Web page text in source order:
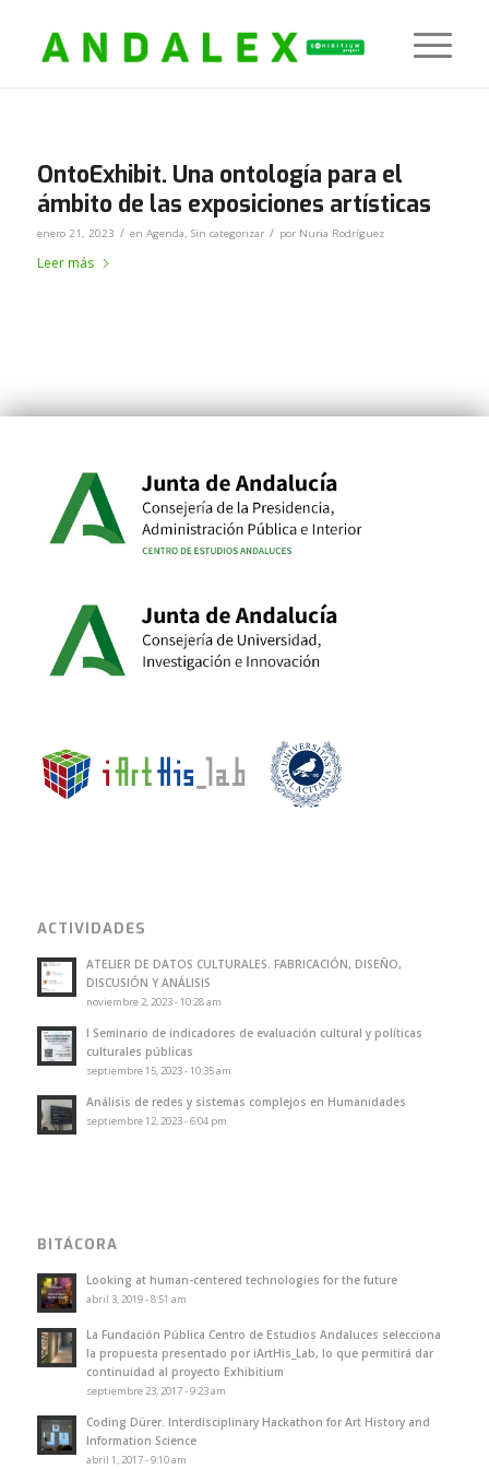
OntoExhibit. Una ontología para el
ámbito de las exposiciones artísticas
enero 21, 2023 / en Agenda, Sin categorizar / por Nuria Rodríguez
Leer más
ACTIVIDADES
ATELIER DE DATOS CULTURALES. FABRICACIÓN, DISEÑO,
DISCUSIÓN Y ANÁLISIS
noviembre 2, 2023 - 10:28 am
I Seminario de indicadores de evaluación cultural y políticas
culturales públicas
septiembre 15, 2023 - 10:35 am
Análisis de redes y sistemas complejos en Humanidades
septiembre 12, 2023 - 6:04 pm
BITÁCORA
Looking at human-centered technologies for the future
abril 3, 2019 - 8:51 am
La Fundación Pública Centro de Estudios Andaluces selecciona
la propuesta presentado por iArtHis_Lab, lo que permitirá dar
continuidad al proyecto Exhibitium
septiembre 23, 2017 - 9:23 am
Coding Dürer. Interdisciplinary Hackathon for Art History and
Information Science
abril 1, 2017 - 9:10 am